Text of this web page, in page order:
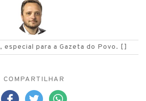
, especial para a Gazeta do Povo. []
COMPARTILHAR